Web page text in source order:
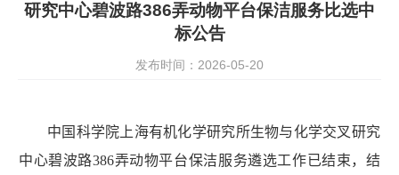
研究中心碧波路386弄动物平台保洁服务比选中
标公告
发布时间：2026-05-20
中国科学院上海有机化学研究所生物与化学交叉研究
中心碧波路386弄动物平台保洁服务遴选工作已结束，结